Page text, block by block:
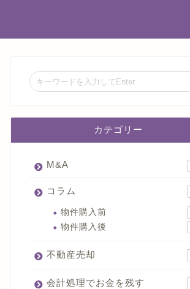
カテゴリー
M&A
コラム
物件購入前
物件購入後
不動産売却
会計処理でお金を残す